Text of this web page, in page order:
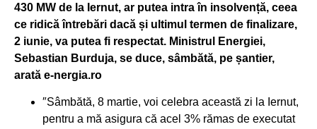
430 MW de la Iernut, ar putea intra în insolvență, ceea
ce ridică întrebări dacă și ultimul termen de finalizare,
2 iunie, va putea fi respectat. Ministrul Energiei,
Sebastian Burduja, se duce, sâmbătă, pe șantier,
arată e-nergia.ro
″Sâmbătă, 8 martie, voi celebra această zi la Iernut,
pentru a mă asigura că acel 3% rămas de executat